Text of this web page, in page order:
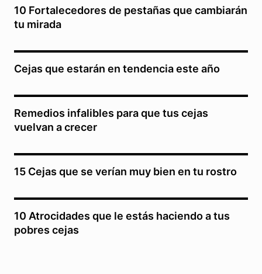
10 Fortalecedores de pestañas que cambiarán
tu mirada
Cejas que estarán en tendencia este año
Remedios infalibles para que tus cejas
vuelvan a crecer
15 Cejas que se verían muy bien en tu rostro
10 Atrocidades que le estás haciendo a tus
pobres cejas